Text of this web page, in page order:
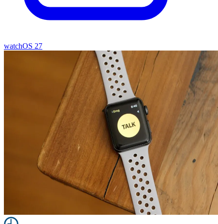
watchOS 27